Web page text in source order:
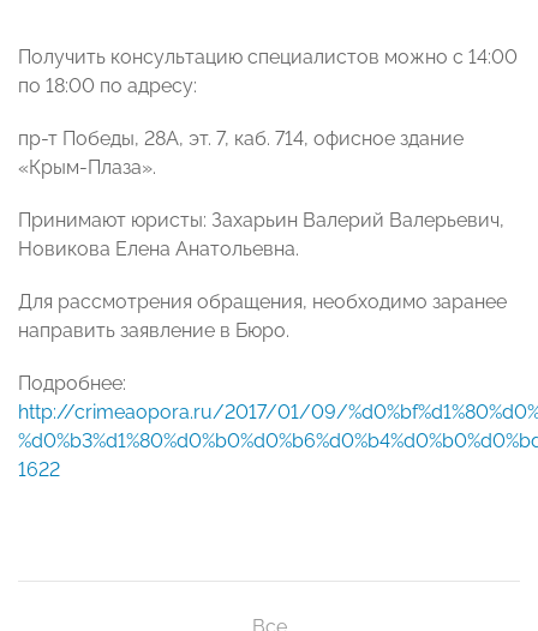
Получить консультацию специалистов можно с 14:00
по 18:00 по адресу:
пр-т Победы, 28А, эт. 7, каб. 714, офисное здание
«Крым-Плаза».
Принимают юристы: Захарьин Валерий Валерьевич,
Новикова Елена Анатольевна.
Для рассмотрения обращения, необходимо заранее
направить заявление в Бюро.
Подробнее:
http://crimeaopora.ru/2017/01/09/
1622